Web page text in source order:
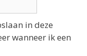
in deze
wanneer ik een